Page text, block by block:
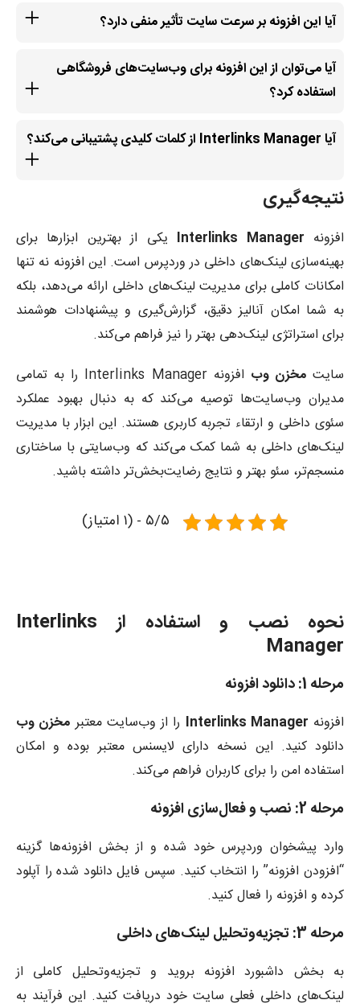
آیا این افزونه بر سرعت سایت تأثیر منفی دارد؟
آیا می‌توان از این افزونه برای وب‌سایت‌های فروشگاهی
استفاده کرد؟
آیا Interlinks Manager از کلمات کلیدی پشتیبانی می‌کند؟
نتیجه‌گیری
افزونه Interlinks Manager یکی از بهترین ابزارها برای
بهینه‌سازی لینک‌های داخلی در وردپرس است. این افزونه نه تنها
امکانات کاملی برای مدیریت لینک‌های داخلی ارائه می‌دهد، بلکه
به شما امکان آنالیز دقیق، گزارش‌گیری و پیشنهادات هوشمند
برای استراتژی لینک‌دهی بهتر را نیز فراهم می‌کند.
سایتمخزن وب
افزونه Interlinks Manager را به تمامی
مدیران وب‌سایت‌ها توصیه می‌کند که به دنبال بهبود عملکرد
سئوی داخلی و ارتقاء تجربه کاربری هستند. این ابزار با مدیریت
لینک‌های داخلی به شما کمک می‌کند که وب‌سایتی با ساختاری
منسجم‌تر، سئو بهتر و نتایج رضایت‌بخش‌تر داشته باشید.
۵/۵ - (۱ امتیاز)
نحوه نصب و استفاده از Interlinks
Manager
مرحله 1: دانلود افزونه
افزونه Interlinks Manager را از وب‌سایت معتبر مخزن وب
دانلود کنید. این نسخه دارای لایسنس معتبر بوده و امکان
استفاده امن را برای کاربران فراهم می‌کند.
مرحله 2: نصب و فعال‌سازی افزونه
وارد پیشخوان وردپرس خود شده و از بخش افزونه‌ها گزینه
“افزودن افزونه” را انتخاب کنید. سپس فایل دانلود شده را آپلود
کرده و افزونه را فعال کنید.
مرحله 3: تجزیه‌وتحلیل لینک‌های داخلی
به بخش داشبورد افزونه بروید و تجزیه‌وتحلیل کاملی از
لینک‌های داخلی فعلی سایت خود دریافت کنید. این فرآیند به